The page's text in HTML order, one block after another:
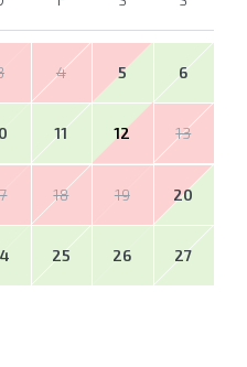
4 5 6
11 12 13
18 19 20
25 26 27